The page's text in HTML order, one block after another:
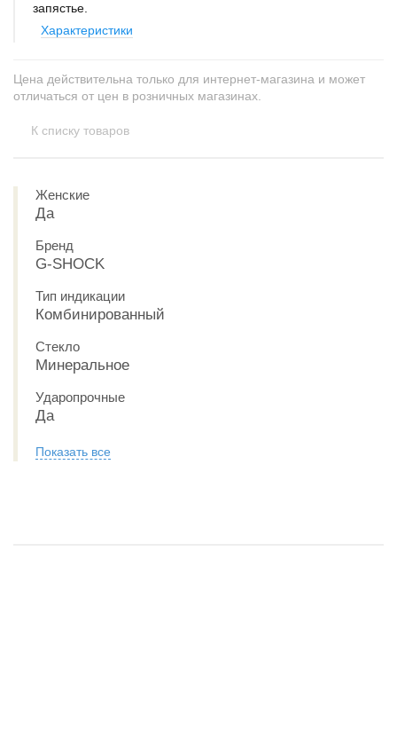
запястье.
Характеристики
Цена действительна только для интернет-магазина и может
отличаться от цен в розничных магазинах.
К списку товаров
Женские
Да
Бренд
G-SHOCK
Тип индикации
Комбинированный
Стекло
Минеральное
Ударопрочные
Да
Показать все